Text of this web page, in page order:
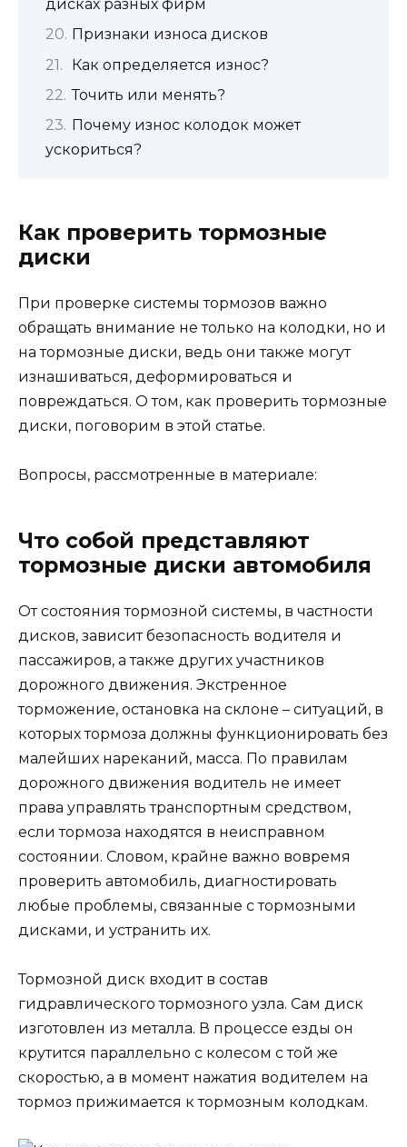
дисках разных фирм
Признаки износа дисков
Как определяется износ?
Точить или менять?
Почему износ колодок может
ускориться?
Как проверить тормозные
диски
При проверке системы тормозов важно
обращать внимание не только на колодки, но и
на тормозные диски, ведь они также могут
изнашиваться, деформироваться и
повреждаться. О том, как проверить тормозные
диски, поговорим в этой статье.
Вопросы, рассмотренные в материале:
Что собой представляют
тормозные диски автомобиля
От состояния тормозной системы, в частности
дисков, зависит безопасность водителя и
пассажиров, а также других участников
дорожного движения. Экстренное
торможение, остановка на склоне – ситуаций, в
которых тормоза должны функционировать без
малейших нареканий, масса. По правилам
дорожного движения водитель не имеет
права управлять транспортным средством,
если тормоза находятся в неисправном
состоянии. Словом, крайне важно вовремя
проверить автомобиль, диагностировать
любые проблемы, связанные с тормозными
дисками, и устранить их.
Тормозной диск входит в состав
гидравлического тормозного узла. Сам диск
изготовлен из металла. В процессе езды он
крутится параллельно с колесом с той же
скоростью, а в момент нажатия водителем на
тормоз прижимается к тормозным колодкам.